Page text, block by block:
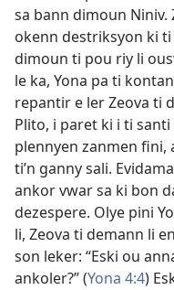
sa bann dimoun Niniv.
okenn destriksyon ki ti
dimoun ti pou riy li
le ka, Yona pa ti
repantir e ler Zeova ti
Plito, i paret ki i ti
plennyen zanmen fini,
ti’n ganny sali.
ankor vwar sa ki bon
dezespere. Olye pini
li, Zeova ti demann li
son leker: “Eski ou
ankoler?” (Yona 4:4)